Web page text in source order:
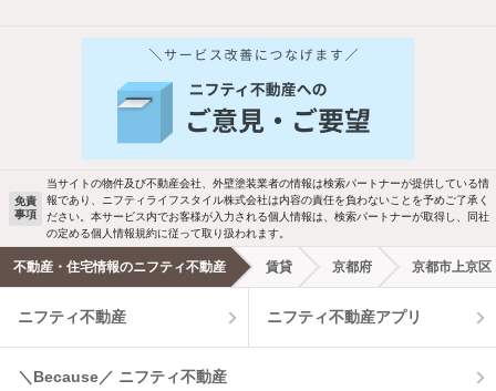
バス・トイレ別 2階以上
洗濯機置場あり 独立洗面台
エアコンあり 都市ガス
温水洗浄便座 オートロック
コンロ2口以上
免責
事項
当サイトの物件及び不動産会社、外壁塗装業者の情報は検索パートナーが提供している情
報であり、ニフティライフスタイル株式会社は内容の責任を負わないことを予めご了承く
ださい。本サービス内でお客様が入力される個人情報は、検索パートナーが取得し、同社
の定める個人情報規約に従って取り扱われます。
不動産・住宅情報のニフティ不動産 賃貸 京都府 京都市上京区
ニフティ不動産 ニフティ不動産アプリ
＼Because／ ニフティ不動産